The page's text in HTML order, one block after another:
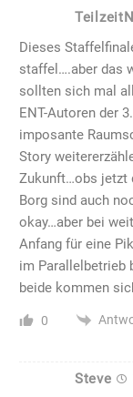
Dieses
staffel….aber das
sollten sich mal
ENT-Autoren der
imposante
Story
Zukunft…obs jetzt
Borg sind auch
okay…aber bei
Anfang für eine
im Parallelbetrieb
beide kommen
0
Steve